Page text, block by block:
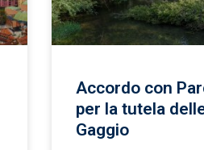
Accordo con
per la tutela
Gaggio